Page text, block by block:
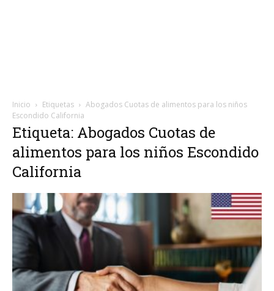
Inicio Etiquetas
Abogados Cuotas de alimentos para los niños
Escondido California
Etiqueta: Abogados Cuotas de
alimentos para los niños Escondido
California